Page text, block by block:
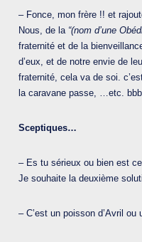
– Fonce, mon frère !! et
Nous, de la “(nom d’une
fraternité et de la
d’eux, et de notre envie de
fraternité, cela va de soi.
la caravane passe, …etc. bbb
Sceptiques…
– Es tu sérieux ou bien est
Je souhaite la deuxième
– C’est un poisson d’Avril ou